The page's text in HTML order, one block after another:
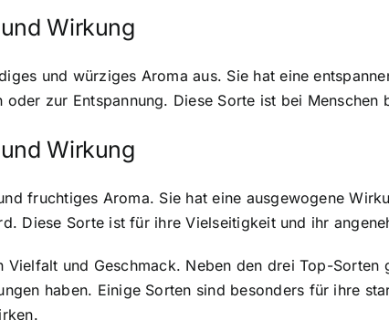
Wirkung
und würziges Aroma aus. Sie hat eine
zur Entspannung. Diese Sorte ist bei
Wirkung
fruchtiges Aroma. Sie hat eine ausgewogene
Diese Sorte ist für ihre Vielseitigkeit und ihr
Vielfalt und Geschmack. Neben den drei Top-
haben. Einige Sorten sind besonders für ihre